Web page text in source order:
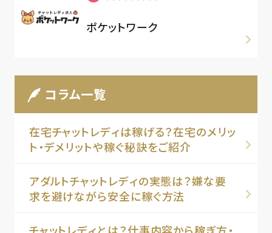
ポケットワーク
コラム一覧
在宅チャットレディは稼げる？在宅のメリッ
ト・デメリットや稼ぐ秘訣をご紹介
アダルトチャットレディの実態は？嫌な要
求を避けながら安全に稼ぐ方法
チャットレディとは？仕事内容から稼ぎ方・